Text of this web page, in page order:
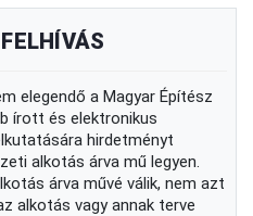
elegendő a Magyar Építész
írott és elektronikus
hirdetményt
alkotás árva mű legyen.
árva művé válik, nem azt
alkotás vagy annak terve